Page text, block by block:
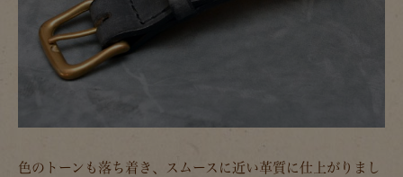
色のトーンも落ち着き、スムースに近い革質に仕上がりまし